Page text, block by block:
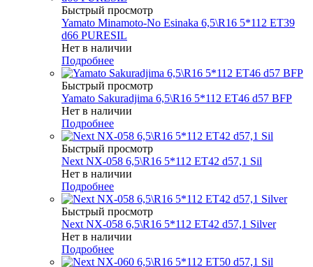
Быстрый просмотр
Yamato Minamoto-No Esinaka 6,5\R16 5*112 ET39
d66 PURESIL
Нет в наличии
Подробнее
Быстрый просмотр
Yamato Sakuradjima 6,5\R16 5*112 ET46 d57 BFP
Нет в наличии
Подробнее
Быстрый просмотр
Next NX-058 6,5\R16 5*112 ET42 d57,1 Sil
Нет в наличии
Подробнее
Быстрый просмотр
Next NX-058 6,5\R16 5*112 ET42 d57,1 Silver
Нет в наличии
Подробнее